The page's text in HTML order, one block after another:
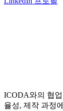
ICODA와의 협
율성, 제작 과정